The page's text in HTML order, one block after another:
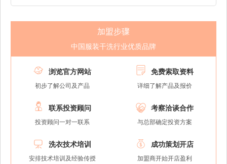
加盟步骤
中国服装干洗行业优质品牌
 浏览官方网站
初步了解公司及产品
 免费索取资料
详细了解产品及报价
 联系投资顾问
投资顾问一对一联系
 考察洽谈合作
与总部确定投资方案
 洗衣技术培训
安排技术培训及经验传授
 成功策划开店
加盟商开始开店盈利